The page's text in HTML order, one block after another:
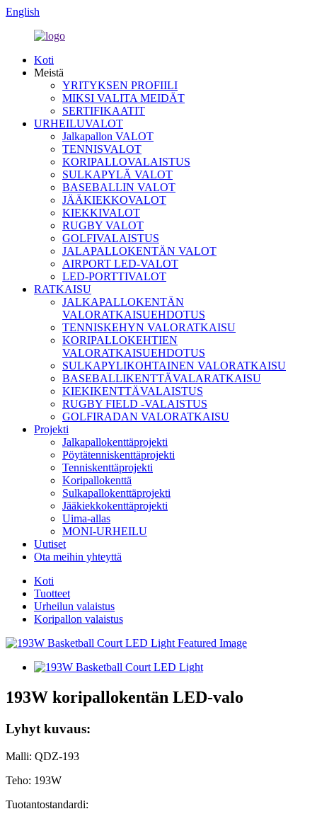
English
Koti
Meistä
YRITYKSEN PROFIILI
MIKSI VALITA MEIDÄT
SERTIFIKAATIT
URHEILUVALOT
Jalkapallon VALOT
TENNISVALOT
KORIPALLOVALAISTUS
SULKAPYLÄ VALOT
BASEBALLIN VALOT
JÄÄKIEKKOVALOT
KIEKKIVALOT
RUGBY VALOT
GOLFIVALAISTUS
JALAPALLOKENTÄN VALOT
AIRPORT LED-VALOT
LED-PORTTIVALOT
RATKAISU
JALKAPALLOKENTÄN
VALORATKAISUEHDOTUS
TENNISKEHYN VALORATKAISU
KORIPALLOKEHTIEN
VALORATKAISUEHDOTUS
SULKAPYLIKOHTAINEN VALORATKAISU
BASEBALLIKENTTÄVALARATKAISU
KIEKIKENTTÄVALAISTUS
RUGBY FIELD -VALAISTUS
GOLFIRADAN VALORATKAISU
Projekti
Jalkapallokenttäprojekti
Pöytätenniskenttäprojekti
Tenniskenttäprojekti
Koripallokenttä
Sulkapallokenttäprojekti
Jääkiekkokenttäprojekti
Uima-allas
MONI-URHEILU
Uutiset
Ota meihin yhteyttä
Koti
Tuotteet
Urheilun valaistus
Koripallon valaistus
193W koripallokentän LED-valo
Lyhyt kuvaus:
Malli: QDZ-193
Teho: 193W
Tuotantostandardi: